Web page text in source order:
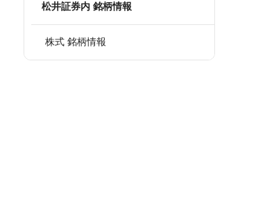
松井証券内 銘柄情報
株式 銘柄情報